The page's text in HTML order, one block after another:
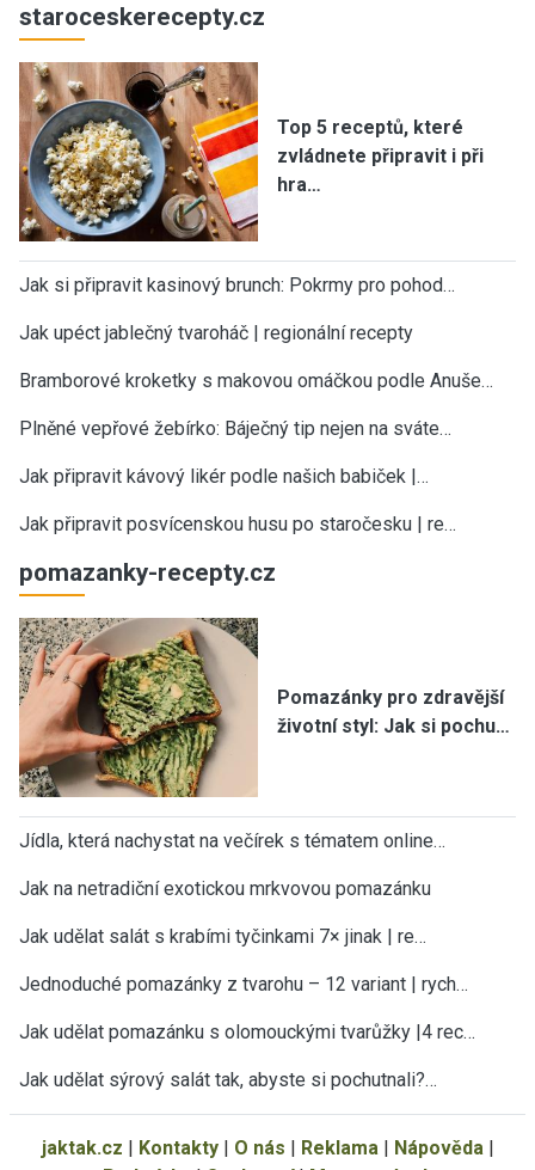
staroceskerecepty.cz
Top 5 receptů, které
zvládnete připravit i při
hra…
Jak si připravit kasinový brunch: Pokrmy pro pohod…
Jak upéct jablečný tvaroháč | regionální recepty
Bramborové kroketky s makovou omáčkou podle Anuše…
Plněné vepřové žebírko: Báječný tip nejen na sváte…
Jak připravit kávový likér podle našich babiček |…
Jak připravit posvícenskou husu po staročesku | re…
pomazanky-recepty.cz
Pomazánky pro zdravější
životní styl: Jak si pochu…
Jídla, která nachystat na večírek s tématem online…
Jak na netradiční exotickou mrkvovou pomazánku
Jak udělat salát s krabími tyčinkami 7× jinak | re…
Jednoduché pomazánky z tvarohu – 12 variant | rych…
Jak udělat pomazánku s olomouckými tvarůžky |4 rec…
Jak udělat sýrový salát tak, abyste si pochutnali?…
jaktak.cz | Kontakty| O nás | Reklama | Nápověda |